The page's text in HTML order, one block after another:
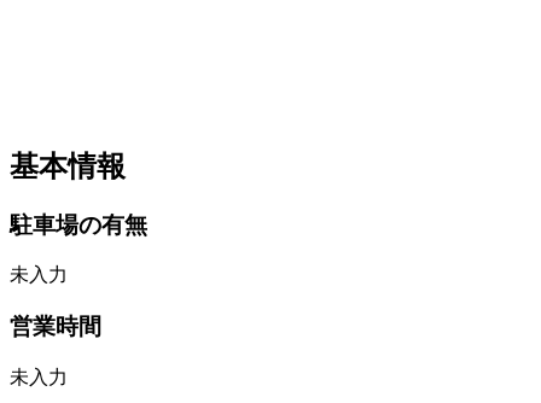
基本情報
駐車場の有無
未入力
営業時間
未入力